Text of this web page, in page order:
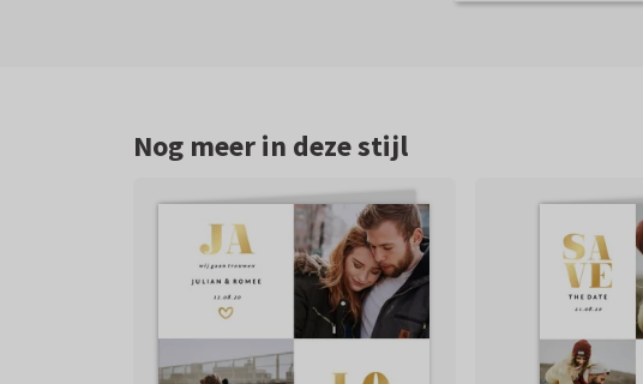
Nog meer in deze stijl